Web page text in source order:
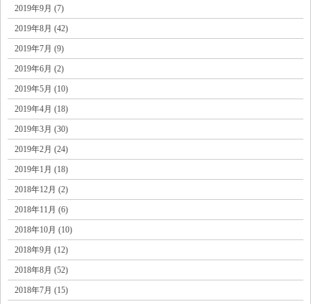
2019年9月 (7)
2019年8月 (42)
2019年7月 (9)
2019年6月 (2)
2019年5月 (10)
2019年4月 (18)
2019年3月 (30)
2019年2月 (24)
2019年1月 (18)
2018年12月 (2)
2018年11月 (6)
2018年10月 (10)
2018年9月 (12)
2018年8月 (52)
2018年7月 (15)